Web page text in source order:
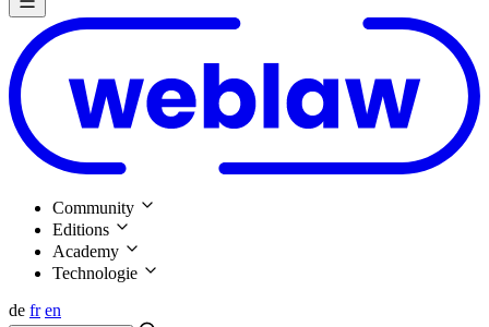
Community
Editions
Academy
Technologie
de fr en